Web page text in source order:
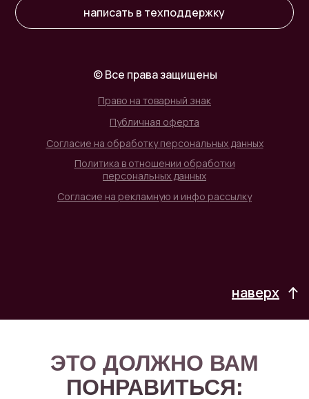
© Все права защищены
Публичная оферта
Согласие на обработку персональных данных
наверх
написать в техподдержку
Политика в отношении обработки
персональных данных
Согласие на рекламную и инфо рассылку
Право на товарный знак
ЭТО ДОЛЖНО ВАМ
ПОНРАВИТЬСЯ: